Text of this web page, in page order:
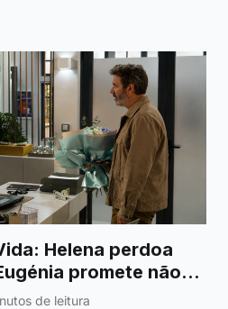
Helena perdoa
promete não
de leitura